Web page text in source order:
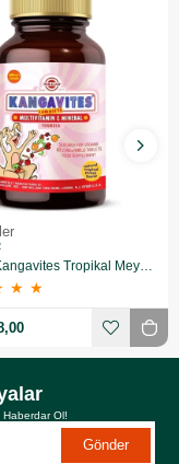
★ ★
Haberdar Ol!
Gönder